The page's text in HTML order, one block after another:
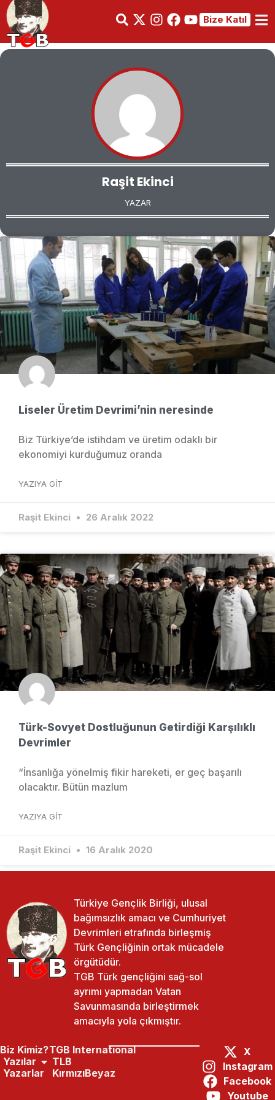
Bize Katıl
Raşit Ekinci
YAZAR
Liseler Üretim Devrimi’nin neresinde
Biz Türkiye’de istihdam ve üretim odaklı bir
ekonomiyi kurduğumuz oranda
YAZIYA GIT
Raşit Ekinci 26 Aralık 2022
Türk-Sovyet Dostluğunun Getirdiği Karşılıklı
Devrimler
“İnsanlığa yönelmiş fikir hareketi, er geç başarılı
olacaktır. Bütün mazlum
YAZIYA GIT
Raşit Ekinci 16 Aralık 2020
Türkiye Gençlik Birliği, ulusal
bağımsızlık amacı ve Cumhuriyet
Devrimleri etrafında birleşmiş
Türk Gençliğinin ortak mücadele
örgütüdür.
TGB Türk gençliğini sağ-sol
ayrımı yapmadan Vatan
Savunmasında birleştirmek
amacıyla yola çıkmıştır.
Biz Kimiz?
Yazılar
Yazarlar
TGB International
TLB
KırmızıBeyaz
X
Instagram
Facebook
Youtube